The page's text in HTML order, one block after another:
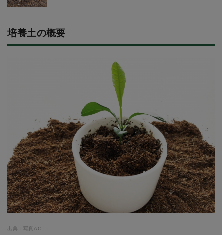
培養土の概要
出典：写真AC